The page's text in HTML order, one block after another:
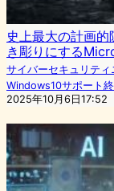
史上最大の計画
き彫りにする
サイバーセキュリティ
Windows10サポート
2025年10月6日17:52